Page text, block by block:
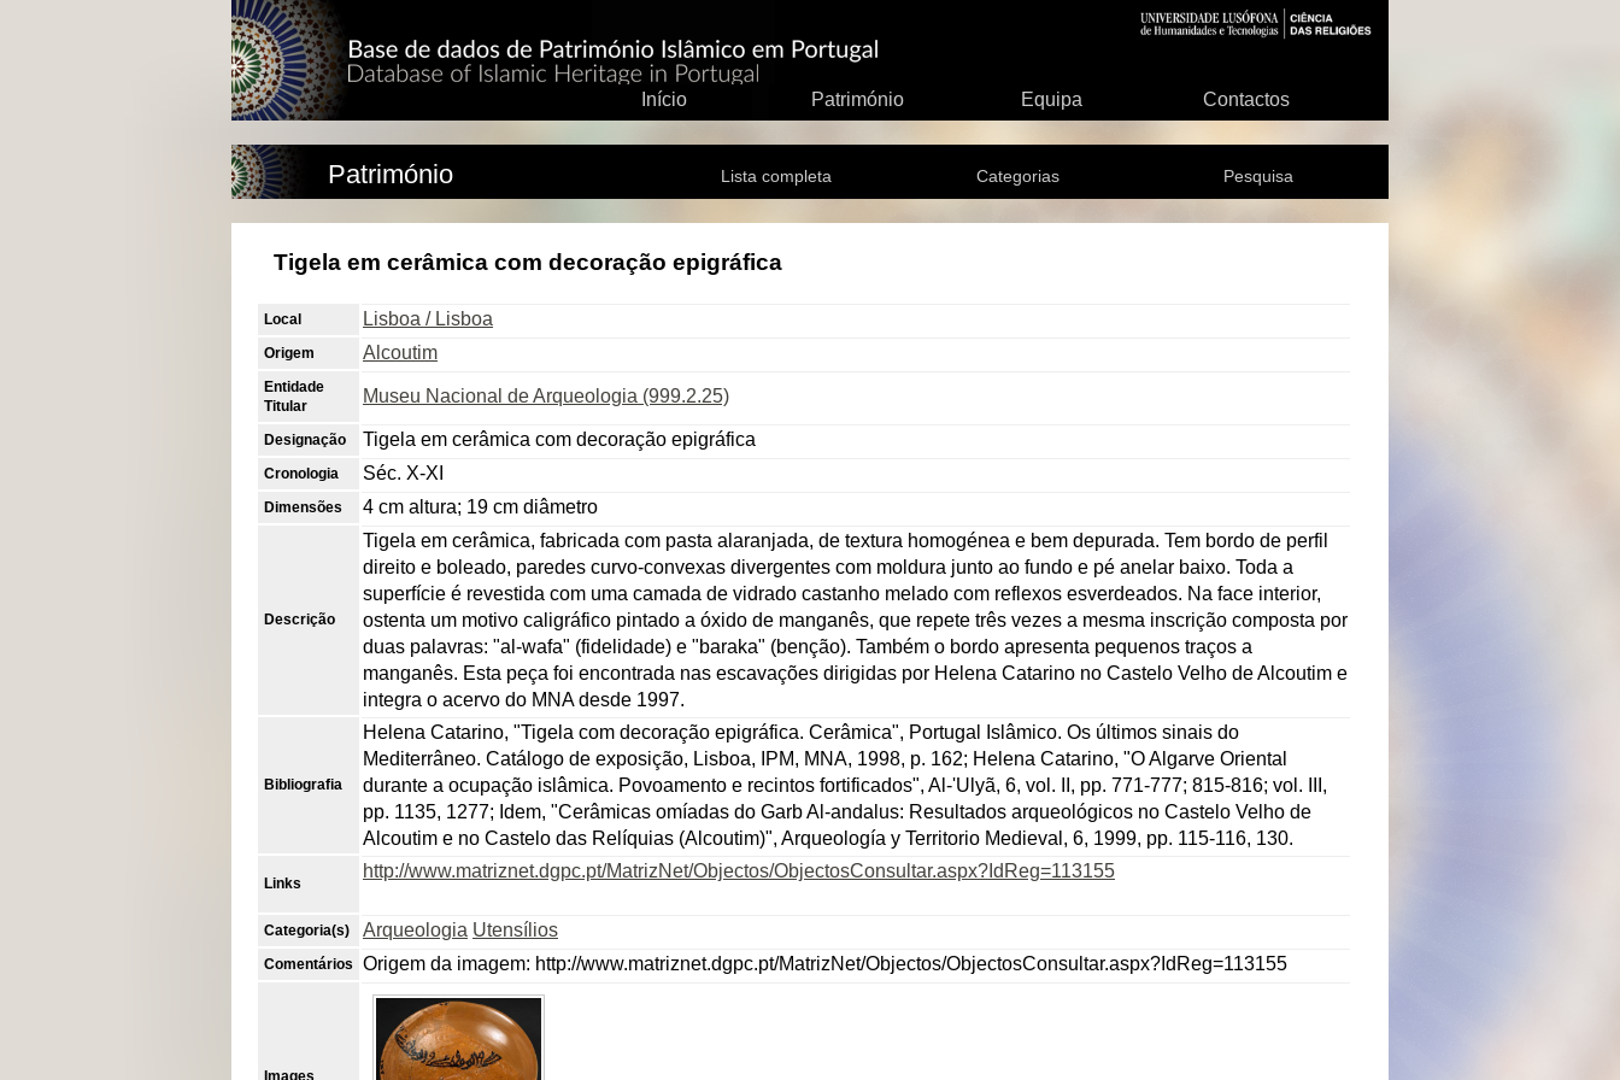
Início Património Equipa Contactos
Património Lista completa Categorias Pesquisa
Tigela em cerâmica com decoração epigráfica
Local Lisboa / Lisboa
Origem Alcoutim
Entidade
Titular
Museu Nacional de Arqueologia (999.2.25)
Designação Tigela em cerâmica com decoração epigráfica
Cronologia Séc. X-XI
Dimensões 4 cm altura; 19 cm diâmetro
Descrição
Tigela em cerâmica, fabricada com pasta alaranjada, de textura homogénea e bem depurada. Tem bordo de perfil
direito e boleado, paredes curvo-convexas divergentes com moldura junto ao fundo e pé anelar baixo. Toda a
superfície é revestida com uma camada de vidrado castanho melado com reflexos esverdeados. Na face interior,
ostenta um motivo caligráfico pintado a óxido de manganês, que repete três vezes a mesma inscrição composta por
duas palavras: "al-wafa" (fidelidade) e "baraka" (benção). Também o bordo apresenta pequenos traços a
manganês. Esta peça foi encontrada nas escavações dirigidas por Helena Catarino no Castelo Velho de Alcoutim e
integra o acervo do MNA desde 1997.
Bibliografia
Helena Catarino, "Tigela com decoração epigráfica. Cerâmica", Portugal Islâmico. Os últimos sinais do
Mediterrâneo. Catálogo de exposição, Lisboa, IPM, MNA, 1998, p. 162; Helena Catarino, "O Algarve Oriental
durante a ocupação islâmica. Povoamento e recintos fortificados", Al-'Ulyã, 6, vol. II, pp. 771-777; 815-816; vol. III,
pp. 1135, 1277; Idem, "Cerâmicas omíadas do Garb Al-andalus: Resultados arqueológicos no Castelo Velho de
Alcoutim e no Castelo das Relíquias (Alcoutim)", Arqueología y Territorio Medieval, 6, 1999, pp. 115-116, 130.
Links
http://www.matriznet.dgpc.pt/MatrizNet/Objectos/ObjectosConsultar.aspx?IdReg=113155
Categoria(s) Arqueologia Utensílios
Comentários Origem da imagem: http://www.matriznet.dgpc.pt/MatrizNet/Objectos/ObjectosConsultar.aspx?IdReg=113155
Images